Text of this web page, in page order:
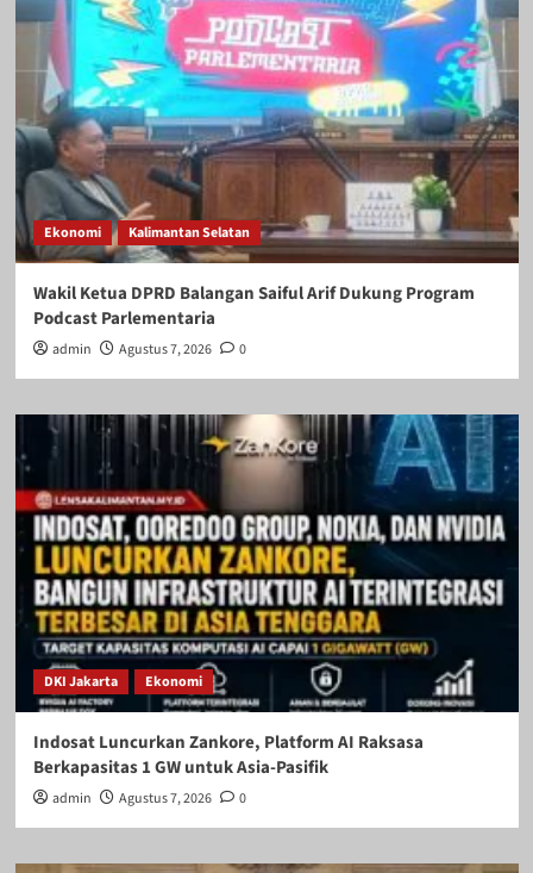
Ekonomi Kalimantan Selatan
Wakil Ketua DPRD Balangan Saiful Arif Dukung Program
Podcast Parlementaria
admin Agustus 7, 2026 0
DKI Jakarta Ekonomi
Indosat Luncurkan Zankore, Platform AI Raksasa
Berkapasitas 1 GW untuk Asia-Pasifik
admin Agustus 7, 2026 0